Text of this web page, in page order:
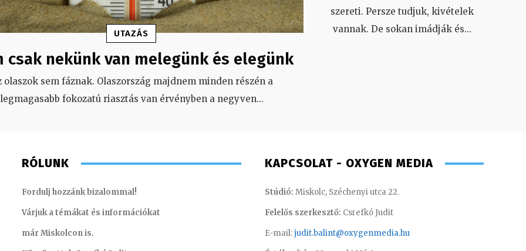
UTAZÁS
csak nekünk van melegünk és elegünk
olaszok sem fáznak. Olaszország majdnem minden részén a
legmagasabb fokozatú riasztás van érvényben a negyven...
szereti. Persze tudjuk, kivételek
vannak. De sokan imádják és...
RÓLUNK
Fordulj hozzánk bizalommal!
Várjuk a témákat és információkat
már Miskolcon is.
KAPCSOLAT - OXYGEN MEDIA
Stúdió: Miskolc, Széchenyi utca 22.
Felelős szerkesztő: Csrefkó Judit
E-mail:judit.balint@oxygenmedia.hu